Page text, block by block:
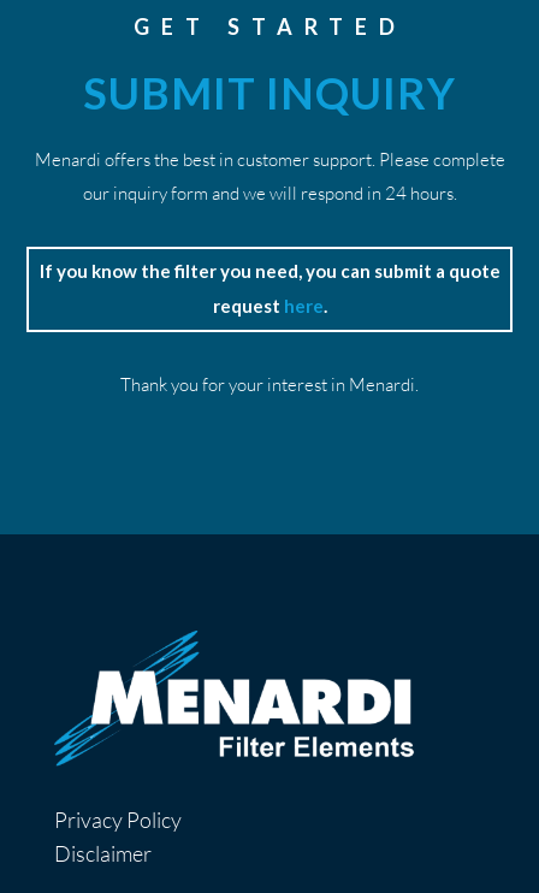
GET STARTED
SUBMIT INQUIRY
Menardi offers the best in customer support. Please complete
our inquiry form and we will respond in 24 hours.
If you know the filter you need, you can submit a quote
request here.
Thank you for your interest in Menardi.
Privacy Policy
Disclaimer